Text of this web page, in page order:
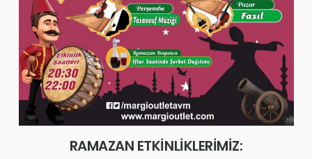
RAMAZAN ETKİNLİKLERİMİZ: